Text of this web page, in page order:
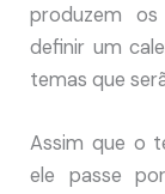
produzem
definir um
temas que
Assim que o
ele passe